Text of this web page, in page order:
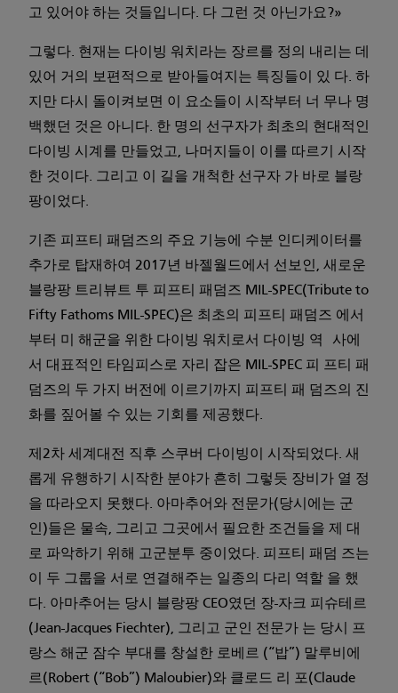
고 있어야 하는 것들입니다. 다 그런 것 아닌가요?»
그렇다. 현재는 다이빙 워치라는 장르를 정의 내리는 데
있어 거의 보편적으로 받아들여지는 특징들이 있 다. 하
지만 다시 돌이켜보면 이 요소들이 시작부터 너 무나 명
백했던 것은 아니다. 한 명의 선구자가 최초의 현대적인
다이빙 시계를 만들었고, 나머지들이 이를 따르기 시작
한 것이다. 그리고 이 길을 개척한 선구자 가 바로 블랑
팡이었다.
기존 피프티 패덤즈의 주요 기능에 수분 인디케이터를
추가로 탑재하여 2017년 바젤월드에서 선보인, 새로운
블랑팡 트리뷰트 투 피프티 패덤즈 MIL-SPEC(Tribute to
Fifty Fathoms MIL-SPEC)은 최초의 피프티 패덤즈 에서
부터 미 해군을 위한 다이빙 워치로서 다이빙 역 사에
서 대표적인 타임피스로 자리 잡은 MIL-SPEC 피 프티 패
덤즈의 두 가지 버전에 이르기까지 피프티 패 덤즈의 진
화를 짚어볼 수 있는 기회를 제공했다.
제2차 세계대전 직후 스쿠버 다이빙이 시작되었다. 새
롭게 유행하기 시작한 분야가 흔히 그렇듯 장비가 열 정
을 따라오지 못했다. 아마추어와 전문가(당시에는 군
인)들은 물속, 그리고 그곳에서 필요한 조건들을 제 대
로 파악하기 위해 고군분투 중이었다. 피프티 패덤 즈는
이 두 그룹을 서로 연결해주는 일종의 다리 역할 을 했
다. 아마추어는 당시 블랑팡 CEO였던 장-자크 피슈테르
(Jean-Jacques Fiechter), 그리고 군인 전문가 는 당시 프
랑스 해군 잠수 부대를 창설한 로베르 (“밥”) 말루비에
르(Robert (“Bob”) Maloubier)와 클로드 리 포(Claude